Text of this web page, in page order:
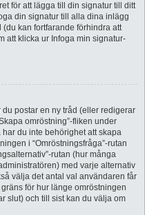
för att lägga till din signatur till ditt
din signatur till alla dina inlägg
kan fortfarande förhindra att
att klicka ur Infoga min signatur-
postar en ny tråd (eller redigerar
omröstning”-fliken under
du inte behörighet att skapa
i “Omröstningsfråga”-rutan
rutan (hur många
med varje alternativ
välja det antal val användaren får
för hur länge omröstningen
slut) och till sist kan du välja om